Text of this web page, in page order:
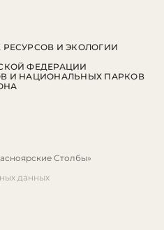
И ЭКОЛОГИИ
ФЕДЕРАЦИИ
И НАЦИОНАЛЬНЫХ ПАРКОВ
Столбы»
данных